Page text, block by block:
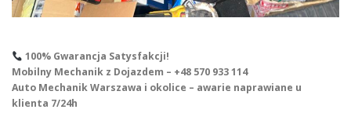
100% Gwarancja Satysfakcji!
Mobilny Mechanik z Dojazdem – +48 570 933 114
Auto Mechanik Warszawa i okolice – awarie naprawiane u
klienta 7/24h